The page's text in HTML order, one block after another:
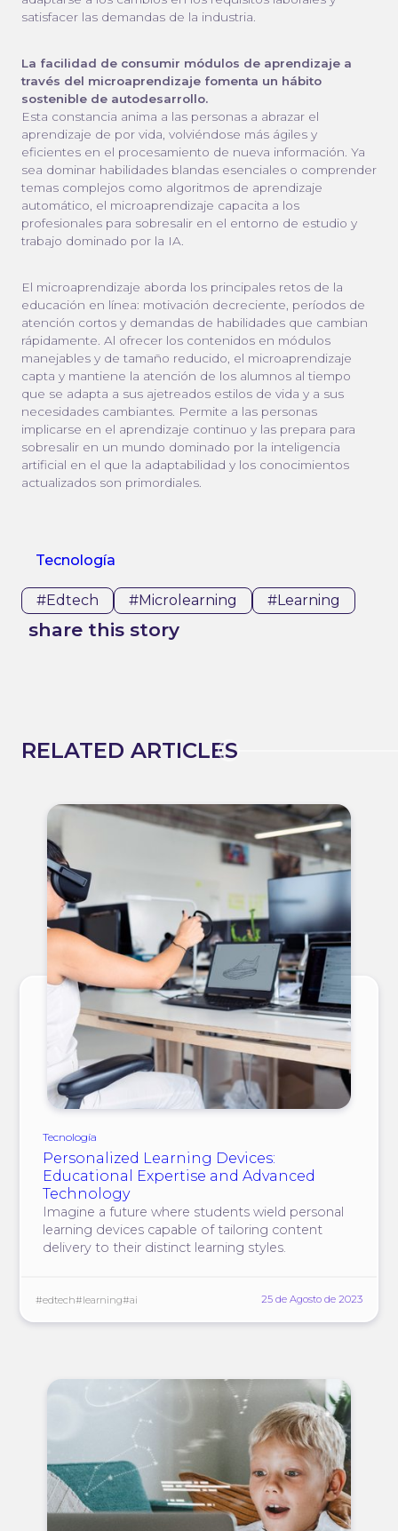
satisfacer las demandas de la industria.
La facilidad de consumir módulos de aprendizaje a
través del microaprendizaje fomenta un hábito
sostenible de autodesarrollo.
Esta constancia anima a las personas a abrazar el
aprendizaje de por vida, volviéndose más ágiles y
eficientes en el procesamiento de nueva información. Ya
sea dominar habilidades blandas esenciales o comprender
temas complejos como algoritmos de aprendizaje
automático, el microaprendizaje capacita a los
profesionales para sobresalir en el entorno de estudio y
trabajo dominado por la IA.
El microaprendizaje aborda los principales retos de la
educación en línea: motivación decreciente, períodos de
atención cortos y demandas de habilidades que cambian
rápidamente. Al ofrecer los contenidos en módulos
manejables y de tamaño reducido, el microaprendizaje
capta y mantiene la atención de los alumnos al tiempo
que se adapta a sus ajetreados estilos de vida y a sus
necesidades cambiantes. Permite a las personas
implicarse en el aprendizaje continuo y las prepara para
sobresalir en un mundo dominado por la inteligencia
artificial en el que la adaptabilidad y los conocimientos
actualizados son primordiales.
Tecnología
#edtech #microlearning #learning
share this story
RELATED ARTICLES
Tecnología
Personalized Learning Devices:
Educational Expertise and Advanced
Technology
Imagine a future where students wield personal
learning devices capable of tailoring content
delivery to their distinct learning styles.
#edtech#learning#ai 25 de Agosto de 2023